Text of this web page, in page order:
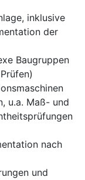
inklusive
der
Baugruppen
u.a. Maß- und
nach
und